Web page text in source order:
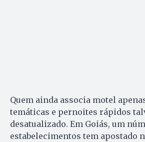
Quem ainda associa motel
temáticas e pernoites rápidos
desatualizado. Em Goiás, um
estabelecimentos tem apostado